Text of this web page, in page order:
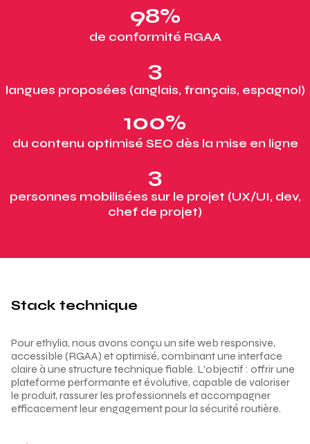
98%
de conformité RGAA
3
langues proposées (anglais, français, espagnol)
100%
du contenu optimisé SEO dès la mise en ligne
3
personnes mobilisées sur le projet (UX/UI, dev,
chef de projet)
Stack technique
Pour ethylia, nous avons conçu un site web responsive,
accessible (RGAA) et optimisé, combinant une interface
claire à une structure technique fiable. L’objectif : offrir une
plateforme performante et évolutive, capable de valoriser
le produit, rassurer les professionnels et accompagner
efficacement leur engagement pour la sécurité routière.